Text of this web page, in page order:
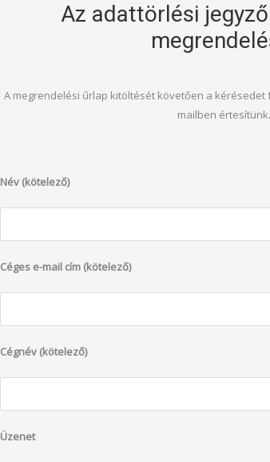
Az adattörlési
A megrendelési űrlap kitöltését követően a
mailben értesítünk.
Név (kötelező)
Céges e-mail cím (kötelező)
Cégnév (kötelező)
Üzenet